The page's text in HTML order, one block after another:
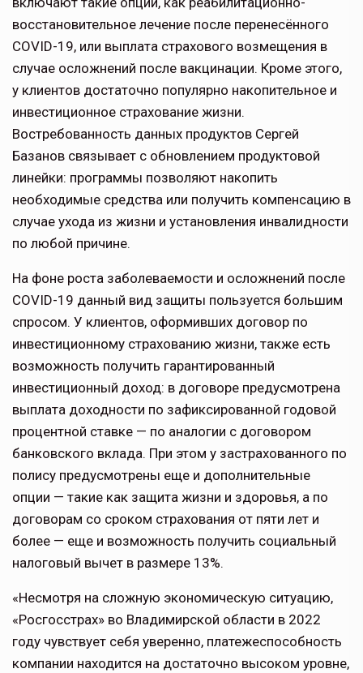
восстановительное лечение после перенесённого
COVID-19, или выплата страхового возмещения в
случае осложнений после вакцинации. Кроме этого,
у клиентов достаточно популярно накопительное и
инвестиционное страхование жизни.
Востребованность данных продуктов Сергей
Базанов связывает с обновлением продуктовой
линейки: программы позволяют накопить
необходимые средства или получить компенсацию в
случае ухода из жизни и установления инвалидности
по любой причине.
На фоне роста заболеваемости и осложнений после
COVID-19 данный вид защиты пользуется большим
спросом. У клиентов, оформивших договор по
инвестиционному страхованию жизни, также есть
возможность получить гарантированный
инвестиционный доход: в договоре предусмотрена
выплата доходности по зафиксированной годовой
процентной ставке — по аналогии с договором
банковского вклада. При этом у застрахованного по
полису предусмотрены еще и дополнительные
опции — такие как защита жизни и здоровья, а по
договорам со сроком страхования от пяти лет и
более — еще и возможность получить социальный
налоговый вычет в размере 13%.
«Несмотря на сложную экономическую ситуацию,
«Росгосстрах» во Владимирской области в 2022
году чувствует себя уверенно, платежеспособность
компании находится на достаточно высоком уровне,